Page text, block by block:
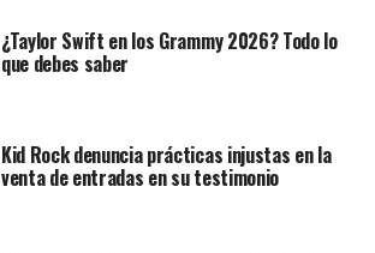
¿Taylor Swift en los Grammy 2026? Todo lo
que debes saber
Kid Rock denuncia prácticas injustas en la
venta de entradas en su testimonio